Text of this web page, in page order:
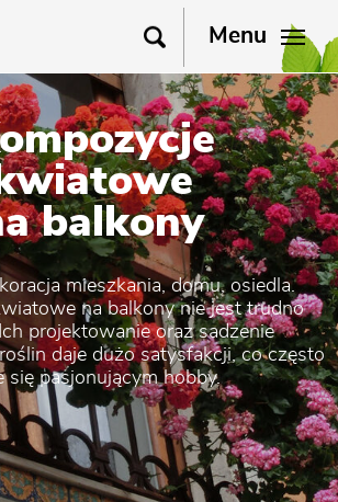
Menu
balkony
mieszkania, domu, osiedla.
na balkony nie jest trudno
projektowanie oraz sadzenie
daje dużo satysfakcji, co często
się pasjonującym hobby.